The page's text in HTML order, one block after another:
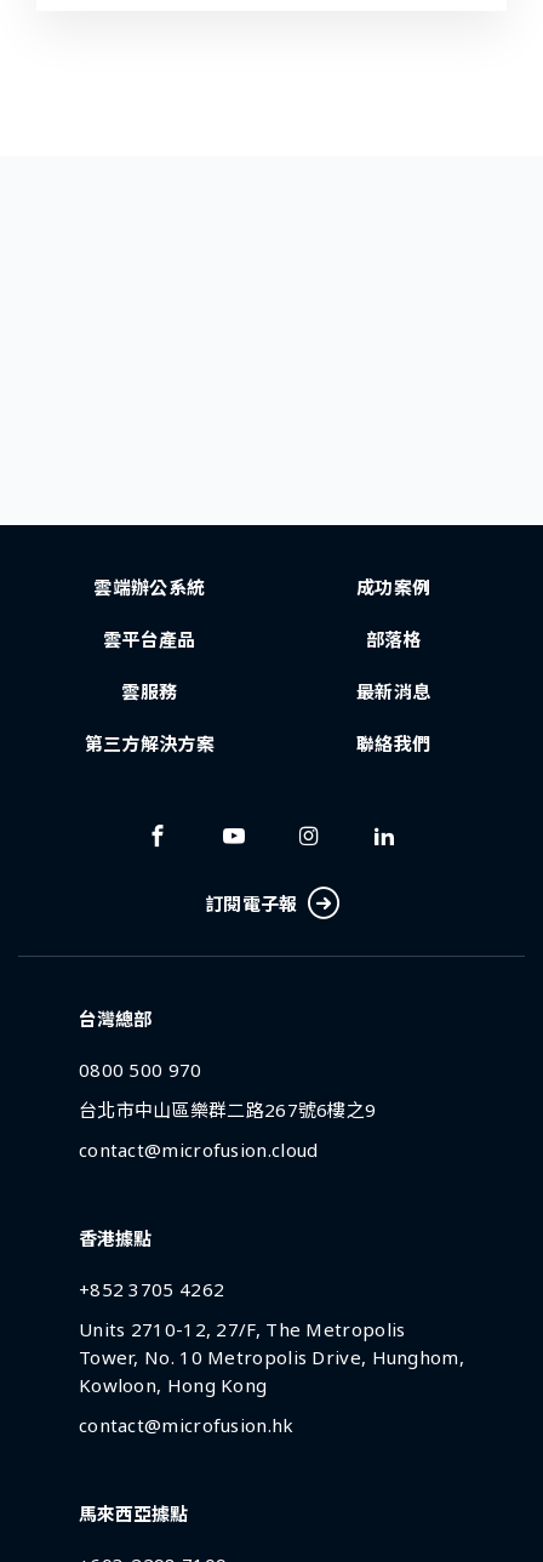
雲端辦公系統
雲平台產品
雲服務
第三方解決方案
成功案例
部落格
最新消息
聯絡我們
訂閱電子報
台灣總部
0800 500 970
台北市中山區樂群二路267號6樓之9
contact@microfusion.cloud
香港據點
+852 3705 4262
Units 2710-12, 27/F, The Metropolis
Tower, No. 10 Metropolis Drive, Hunghom,
Kowloon, Hong Kong
contact@microfusion.hk
馬來西亞據點